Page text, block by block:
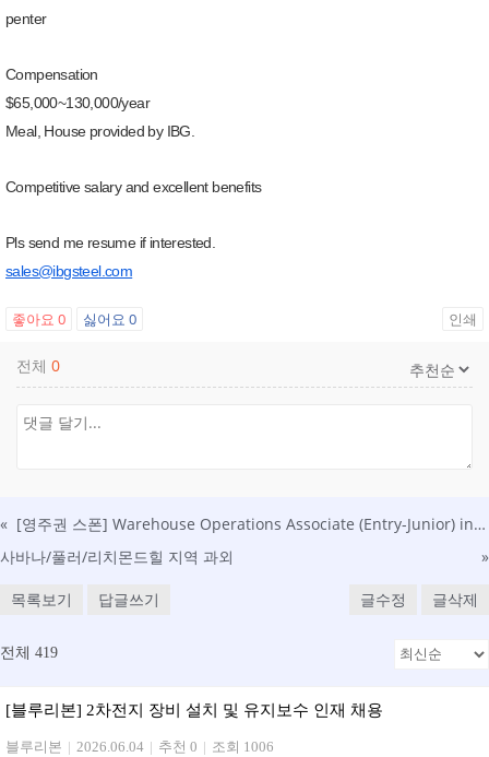
penter
Compensation
$65,000~130,000/year
Meal, House provided by IBG.
Competitive salary and excellent benefits
Pls send me resume if interested.
sales@ibgsteel.com
좋아요 0 싫어요 0 인쇄
전체 0
«
[영주권 스폰] Warehouse Operations Associate (Entry-Junior) in Dalton, GA
사바나/풀러/리치몬드힐 지역 과외
»
목록보기 답글쓰기 글수정 글삭제
전체 419
[블루리본] 2차전지 장비 설치 및 유지보수 인재 채용
블루리본 | 2026.06.04 | 추천 0 | 조회 1006